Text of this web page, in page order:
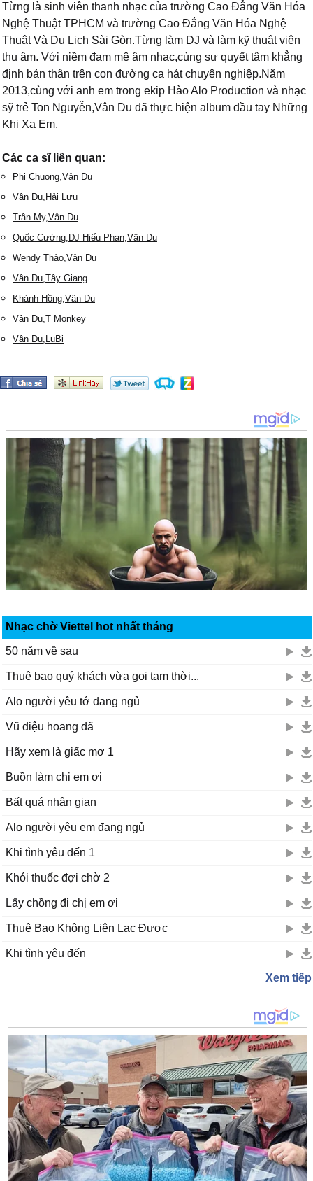
Từng là sinh viên thanh nhạc của trường Cao Đẳng Văn Hóa
Nghệ Thuật TPHCM và trường Cao Đẳng Văn Hóa Nghệ
Thuật Và Du Lịch Sài Gòn.Từng làm DJ và làm kỹ thuật viên
thu âm. Với niềm đam mê âm nhạc,cùng sự quyết tâm khẳng
định bản thân trên con đường ca hát chuyên nghiệp.Năm
2013,cùng với anh em trong ekip Hào Alo Production và nhạc
sỹ trẻ Ton Nguyễn,Vân Du đã thực hiện album đầu tay Những
Khi Xa Em.
Các ca sĩ liên quan:
Phi Chuong,Vân Du
Vân Du,Hải Lưu
Trần My,Vân Du
Quốc Cường,DJ Hiếu Phan,Vân Du
Wendy Thảo,Vân Du
Vân Du,Tây Giang
Khánh Hồng,Vân Du
Vân Du,T Monkey
Vân Du,LuBi
Nhạc chờ Viettel hot nhất tháng
50 năm về sau
Thuê bao quý khách vừa gọi tạm thời...
Alo người yêu tớ đang ngủ
Vũ điệu hoang dã
Hãy xem là giấc mơ 1
Buồn làm chi em ơi
Bất quá nhân gian
Alo người yêu em đang ngủ
Khi tình yêu đến 1
Khói thuốc đợi chờ 2
Lấy chồng đi chị em ơi
Thuê Bao Không Liên Lạc Được
Khi tình yêu đến
Xem tiếp